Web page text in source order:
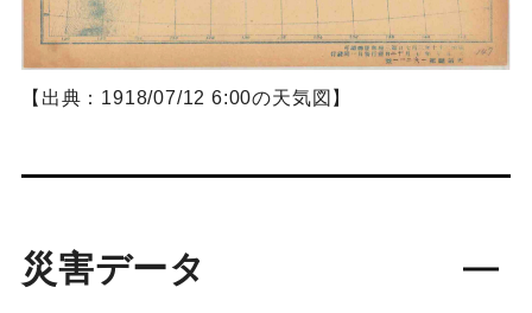
【出典：1918/07/12 6:00の天気図】
災害データ